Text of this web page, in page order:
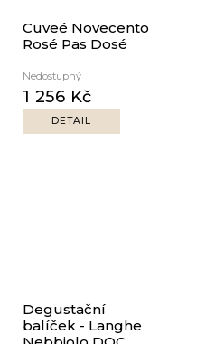
Cuveé Novecento
Rosé Pas Dosé
Nedostupný
1 256 Kč
DETAIL
Degustační
balíček - Langhe